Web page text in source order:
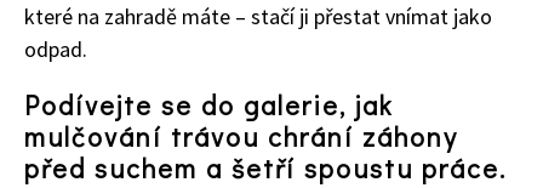
které na zahradě máte – stačí ji přestat vnímat jako
odpad.
Podívejte se do galerie, jak
mulčování trávou chrání záhony
před suchem a šetří spoustu práce.